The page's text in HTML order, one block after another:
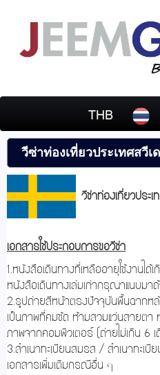
THB
วีซ่าท่องเที่ยวประเทศสวีเ
วีซ่าท่องเที่ยวประเ
เอกสารใช้ประกอบการขอวีซ่า
1.หนังสือเดินทางที่เหลืออายุใช้งานได้
หนังสือเดินทางเล่มเก่ากรุณาแนบมา
2.รูปถ่ายสีหน้าตรงปัจจุบันพื้นฉากห
เป็นภาพที่คมชัด ห้ามสวมแว่นสายตา
ภาพจากคอมพิวเตอร์ (ถ่ายไม่เกิน 6
3.สำเนาทะเบียนสมรส / สำเนาทะเ
เอกสารเพิ่มเติมกรณีอื่น ๆ